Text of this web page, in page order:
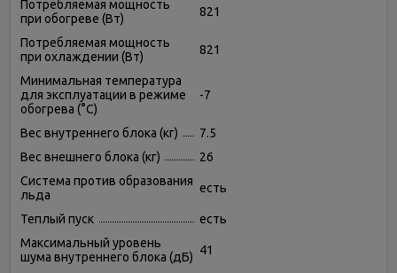
Потребляемая мощность
при обогреве (Вт)
821
Потребляемая мощность
при охлаждении (Вт)
821
Минимальная температура
для эксплуатации в режиме
обогрева (°C)
-7
Вес внутреннего блока (кг)
7.5
Вес внешнего блока (кг)
26
Система против образования
льда
есть
Теплый пуск
есть
Максимальный уровень
шума внутреннего блока (дБ) 41